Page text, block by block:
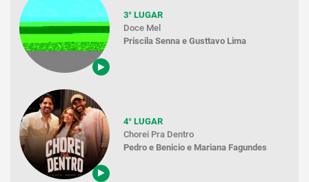
3° LUGAR
Doce Mel
Priscila Senna e Gusttavo Lima
4° LUGAR
Chorei Pra Dentro
Pedro e Benicio e Mariana Fagundes